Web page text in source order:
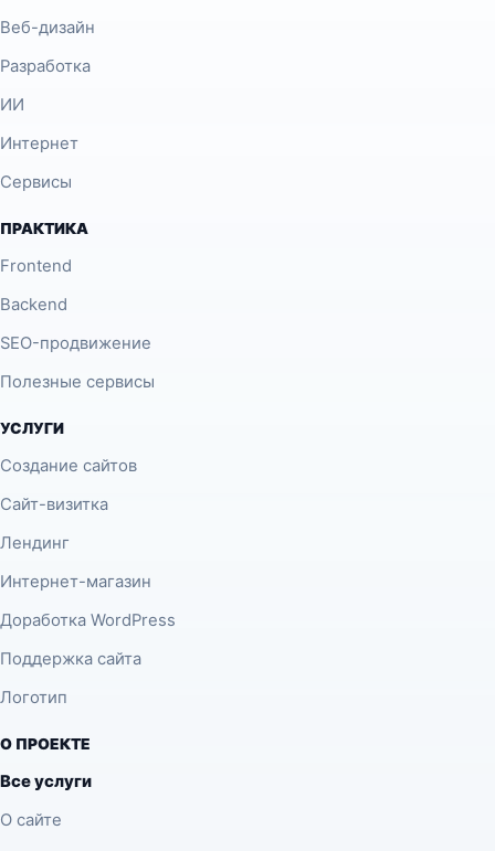
Веб-дизайн
Разработка
ИИ
Интернет
Сервисы
ПРАКТИКА
Frontend
Backend
SEO-продвижение
Полезные сервисы
УСЛУГИ
Создание сайтов
Сайт-визитка
Лендинг
Интернет-магазин
Доработка WordPress
Поддержка сайта
Логотип
О ПРОЕКТЕ
Все услуги
О сайте